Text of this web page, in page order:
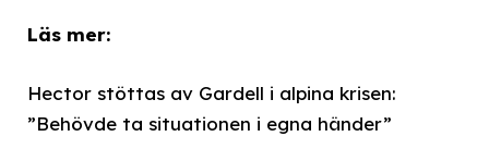
Läs mer:
Hector stöttas av Gardell i alpina krisen:
”Behövde ta situationen i egna händer”